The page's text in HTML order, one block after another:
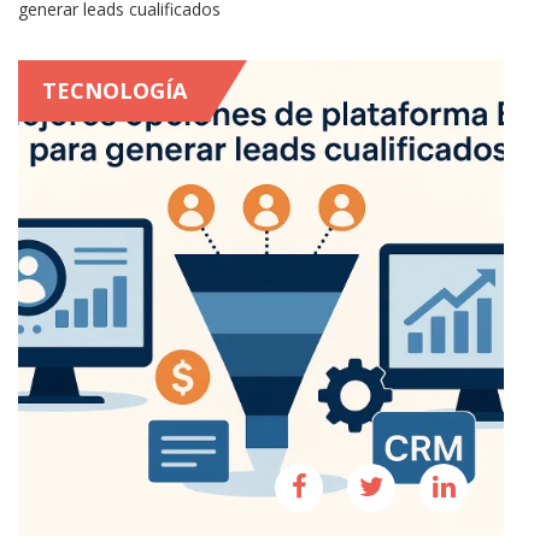
generar leads cualificados
TECNOLOGÍA